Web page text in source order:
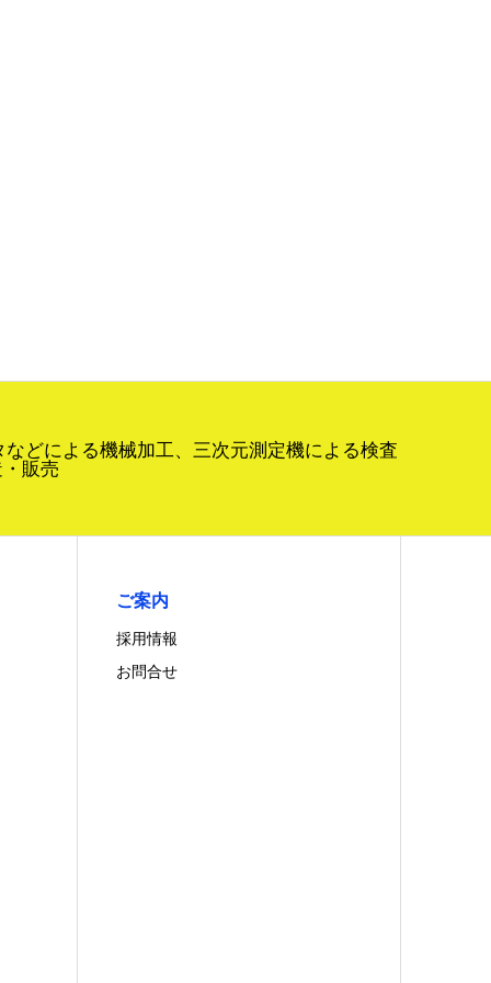
どによる機械加工、三次元測定機による検査
・製造・販売
ご案内
採用情報
お問合せ